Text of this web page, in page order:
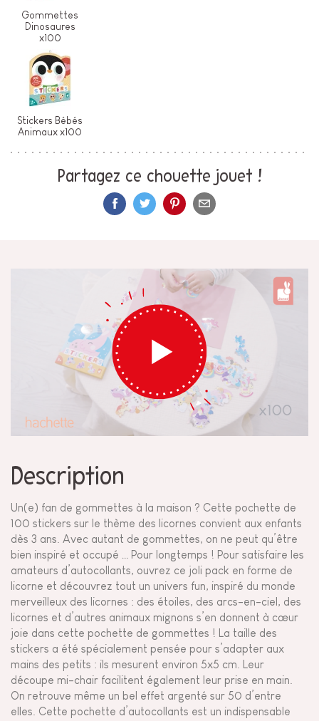
Gommettes
Dinosaures
x100
Stickers Bébés
Animaux x100
Partagez ce chouette jouet !
Description
Un(e) fan de gommettes à la maison ? Cette pochette de
100 stickers sur le thème des licornes convient aux enfants
dès 3 ans. Avec autant de gommettes, on ne peut qu’être
bien inspiré et occupé … Pour longtemps ! Pour satisfaire les
amateurs d’autocollants, ouvrez ce joli pack en forme de
licorne et découvrez tout un univers fun, inspiré du monde
merveilleux des licornes : des étoiles, des arcs-en-ciel, des
licornes et d’autres animaux mignons s’en donnent à cœur
joie dans cette pochette de gommettes ! La taille des
stickers a été spécialement pensée pour s’adapter aux
mains des petits : ils mesurent environ 5x5 cm. Leur
découpe mi-chair facilitent également leur prise en main.
On retrouve même un bel effet argenté sur 50 d’entre
elles. Cette pochette d’autocollants est un indispensable